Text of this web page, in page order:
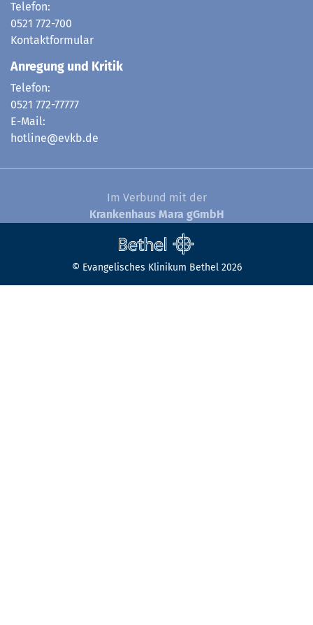
Telefon:
0521 772-700
Kontaktformular
Anregung und Kritik
Telefon:
0521 772-77777
E-Mail:
hotline@evkb.de
Im Verbund mit der
Krankenhaus Mara gGmbH
© Evangelisches Klinikum Bethel 2026